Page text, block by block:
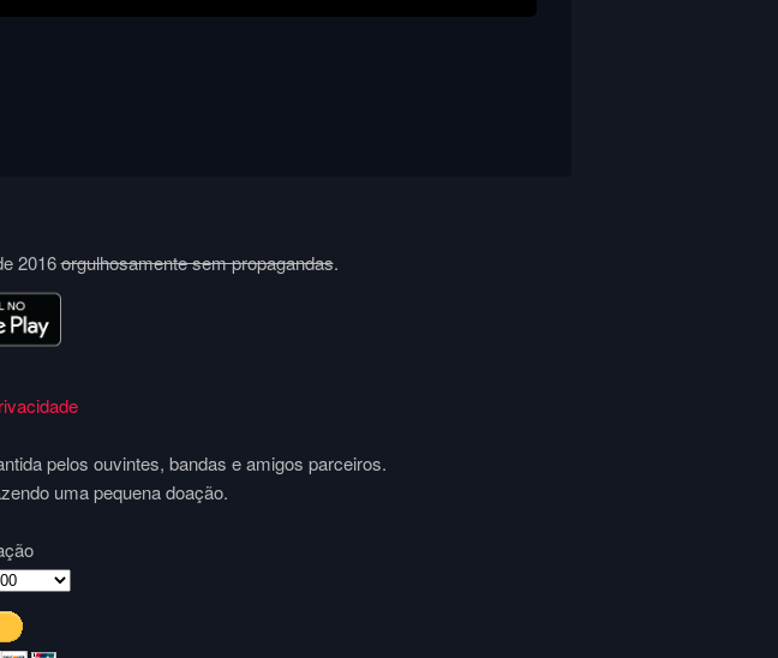
2016orgulhosamente sem propagandas.
pelos ouvintes, bandas e amigos parceiros.
uma pequena doação.